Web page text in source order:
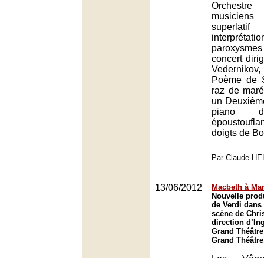
concert
Poème de
raz de
un
piano
doigts de
Par Claude
13/06/2012
Macbeth à
Nouvelle
de Verdi
scène de
direction
Grand
Grand